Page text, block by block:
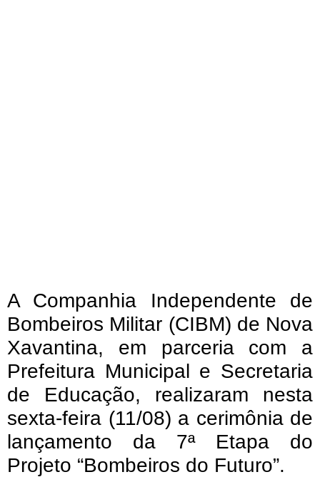
A Companhia Independente de
Bombeiros Militar (CIBM) de Nova
Xavantina, em parceria com a
Prefeitura Municipal e Secretaria
de Educação, realizaram nesta
sexta-feira (11/08) a cerimônia de
lançamento da 7ª Etapa do
Projeto “Bombeiros do Futuro”.